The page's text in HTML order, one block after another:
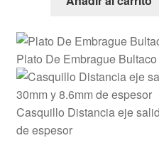
Plato De Embrague Bultaco
Casquillo Distancia eje
de espesor